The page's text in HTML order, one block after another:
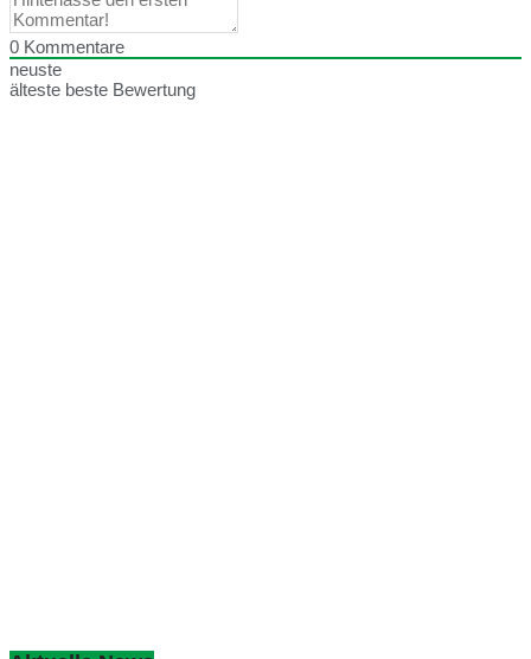
0 Kommentare
neuste
älteste beste Bewertung